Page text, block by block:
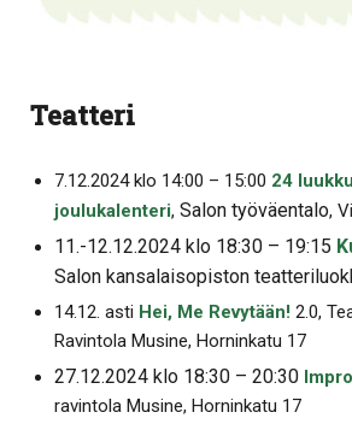
Teatteri
7.12.2024 klo 14:00 – 15:00 24
joulukalenteri, Salon työväentalo,
11.-12.12.2024 klo 18:30 – 19:15
Salon kansalaisopiston
14.12. asti Hei, Me Revytään! 2.0,
Ravintola Musine, Horninkatu 17
27.12.2024 klo 18:30 – 20:30
ravintola Musine, Horninkatu 17